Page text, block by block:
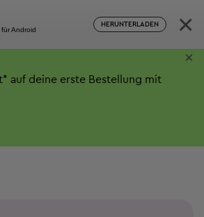
Android
HERUNTERLADEN ×
auf deine erste Bestellung mit
×